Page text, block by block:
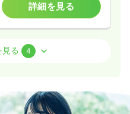
詳細を見る
3.5ヶ月
る 4